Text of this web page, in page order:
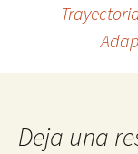
Deja una